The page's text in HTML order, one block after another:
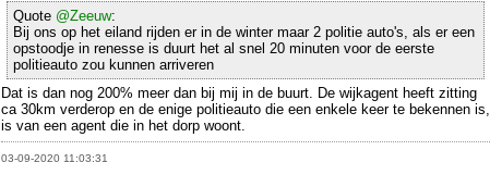
Quote @Zeeuw:
Bij ons op het eiland rijden er in de winter maar 2 politie auto's, als er een
opstoodje in renesse is duurt het al snel 20 minuten voor de eerste
politieauto zou kunnen arriveren
Dat is dan nog 200% meer dan bij mij in de buurt. De wijkagent heeft zitting
ca 30km verderop en de enige politieauto die een enkele keer te bekennen is,
is van een agent die in het dorp woont.
03-09-2020 11:03:31